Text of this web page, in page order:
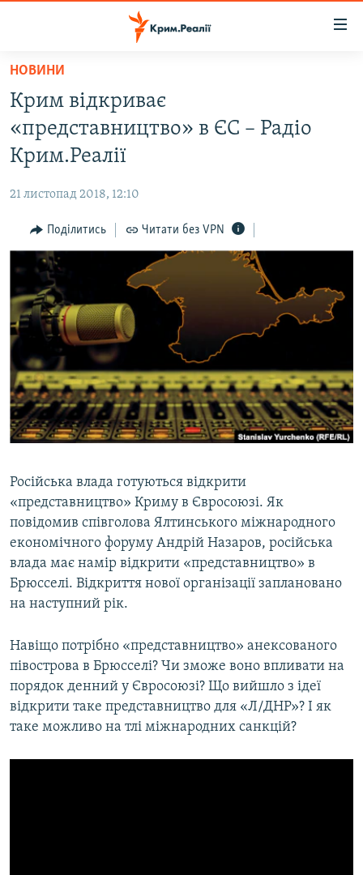
Перейти
основного
матеріалу
Перейти
до
основної
Перейти
до
пошуку
ВОДА.КРИМ
ВІДЕО ТА ФОТО
БЛОГИ
ПОГЛЯД
ІНТЕРВ'Ю
ВСЕ ЗА ДЕНЬ
СПЕЦПРОЕКТИ
ДЕПОРТАЦІЯ
ВІДЕОУРОКИ «ELIFBE»
СВІДЧЕННЯ ОКУПАЦІЇ
УКРАЇНСЬКА ПРОБЛЕМА КРИМУ
ЯК ОБІЙТИ БЛОКУВАННЯ
Русский
Qırımtatar
Усі сайти RFE/RL
НОВИНИ
Крим відкриває
«представництво» в ЄС – Радіо
Крим.Реалії
21 листопад 2018, 12:10
Поділитись Читати без VPN
Російська влада готуються відкрити
«представництво» Криму в Євросоюзі. Як
повідомив співголова Ялтинського міжнародного
економічного форуму Андрій Назаров, російська
влада має намір відкрити «представництво» в
Брюсселі. Відкриття нової організації заплановано
на наступний рік.
Навіщо потрібно «представництво» анексованого
півострова в Брюсселі? Чи зможе воно впливати на
порядок денний у Євросоюзі? Що вийшло з ідеї
відкрити таке представництво для «Л/ДНР»? І як
таке можливо на тлі міжнародних санкцій?